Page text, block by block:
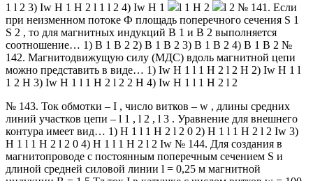
1 l 2 3) Iw H 1 H 2 l 1 l 2 4) Iw H 1
l 1 H 2
l 2 № 141. Если
при неизменном потоке Ф площадь поперечного сечения S 1
S 2 , то для магнитных индукций В 1 и В 2 выполняется
соотношение… 1) B 1 B 2 2) B 1 B 2 3) B 1 B 2 4) B 1 B 2 №
142. Магнитодвижущую силу (МДС) вдоль магнитной цепи
можно представить в виде… 1) Iw H 1 l 1 H 2 l 2 H 2) Iw H 1 l
1 2 H 3) Iw H 1 l 1 H 2 l 2 2 H 4) Iw H 1 l 1 H 2 l 2
№ 143. Ток обмотки – I , число витков – w , длины средних
линий участков цепи – l 1 , l 2 , l 3 . Уравнение для внешнего
контура имеет вид… 1) H 1 l 1 H 2 l 2 0 2) H 1 l 1 H 2 l 2 Iw 3)
H 1 l 1 H 2 l 2 0 4) H 1 l 1 H 2 l 2 Iw № 144. Для создания в
магнитопроводе с постоянным поперечным сечением S и
длиной средней силовой линии l = 0,25 м магнитной